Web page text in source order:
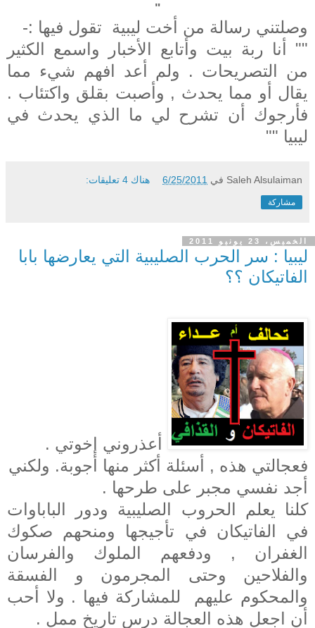
"
وصلتني رسالة من أخت ليبية تقول فيها :-
"" أنا ربة بيت وأتابع الأخبار واسمع الكثير
من التصريحات . ولم أعد افهم شيء مما
يقال أو مما يحدث , وأصبت بقلق واكتئاب .
فأرجوك أن تشرح لي ما الذي يحدث في
ليبيا ""
Saleh Alsulaiman في 6/25/2011 هناك 4 تعليقات:
مشاركة
الخميس، 23 يونيو 2011
ليبيا : سر الحرب الصليبية التي يعارضها بابا
الفاتيكان ؟؟
أعذروني إخوتي .
فعجالتي هذه , أسئلة أكثر منها أجوبة. ولكني
أجد نفسي مجبر على طرحها .
كلنا يعلم الحروب الصليبية ودور الباباوات
في الفاتيكان في تأجيجها ومنحهم صكوك
الغفران , ودفعهم الملوك والفرسان
والفلاحين وحتى المجرمون و الفسقة
والمحكوم عليهم
للمشاركة فيها . ولا أحب
أن اجعل هذه العجالة درس تاريخ ممل .